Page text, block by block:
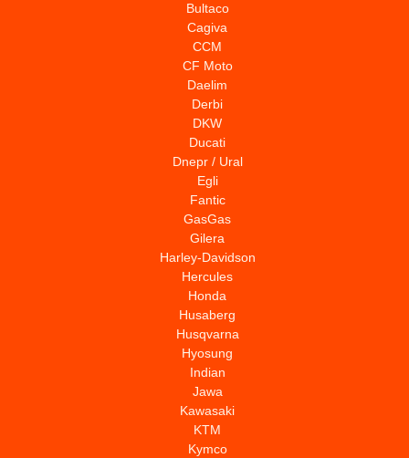
Bultaco
Cagiva
CCM
CF Moto
Daelim
Derbi
DKW
Ducati
Dnepr / Ural
Egli
Fantic
GasGas
Gilera
Harley-Davidson
Hercules
Honda
Husaberg
Husqvarna
Hyosung
Indian
Jawa
Kawasaki
KTM
Kymco